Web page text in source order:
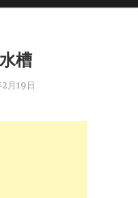
槽
月19日